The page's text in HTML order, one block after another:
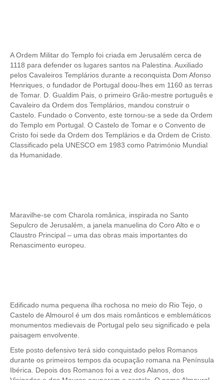
Birdwatching EVOA
Passeio de Natureza no Rio Tejo
Experiências
Workshop Tapete de Arraiolos
Longa distância
de Lisboa a Coimbra com drop-off no Porto
de Lisboa a Aveiro e Ílhavo, drop-off em Aveiro
Luz e Encanto > 4 dias
História, Sol e Mar > 6 dias
Reserve
Blog
Informações úteis
A Ordem Militar do Templo foi criada em Jerusalém cerca de
1118 para defender os lugares santos na Palestina. Auxiliado
pelos Cavaleiros Templários durante a reconquista Dom Afonso
Henriques, o fundador de Portugal doou-lhes em 1160 as terras
de Tomar. D. Gualdim Pais, o primeiro Grão-mestre português e
Cavaleiro da Ordem dos Templários, mandou construir o
Castelo. Fundado o Convento, este tornou-se a sede da Ordem
do Templo em Portugal. O Castelo de Tomar e o Convento de
Cristo foi sede da Ordem dos Templários e da Ordem de Cristo.
Classificado pela UNESCO em 1983 como Património Mundial
da Humanidade.
Maravilhe-se com Charola românica, inspirada no Santo
Sepulcro de Jerusalém, a janela manuelina do Coro Alto e o
Claustro Principal – uma das obras mais importantes do
Renascimento europeu.
Edificado numa pequena ilha rochosa no meio do Rio Tejo, o
Castelo de Almourol é um dos mais românticos e emblemáticos
monumentos medievais de Portugal pelo seu significado e pela
paisagem envolvente.
Este posto defensivo terá sido conquistado pelos Romanos
durante os primeiros tempos da ocupação romana na Península
Ibérica. Depois dos Romanos foi a vez dos Alanos, dos